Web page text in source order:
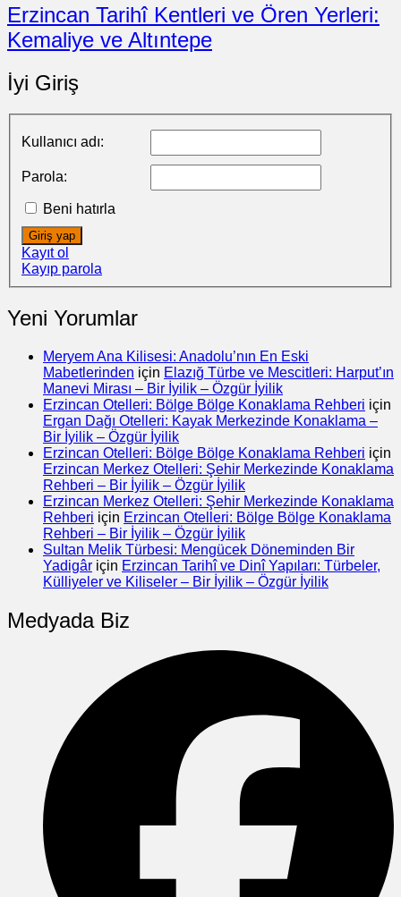
Erzincan Tarihî Kentleri ve Ören Yerleri:
Kemaliye ve Altıntepe
İyi Giriş
Kullanıcı adı:
Parola:
Beni hatırla
Giriş yap
Kayıt ol
Kayıp parola
Yeni Yorumlar
Meryem Ana Kilisesi: Anadolu’nın En Eski
Mabetlerinden için Elazığ Türbe ve Mescitleri: Harput’ın
Manevi Mirası – Bir İyilik – Özgür İyilik
Erzincan Otelleri: Bölge Bölge Konaklama Rehberi için
Ergan Dağı Otelleri: Kayak Merkezinde Konaklama –
Bir İyilik – Özgür İyilik
Erzincan Otelleri: Bölge Bölge Konaklama Rehberi için
Erzincan Merkez Otelleri: Şehir Merkezinde Konaklama
Rehberi – Bir İyilik – Özgür İyilik
Erzincan Merkez Otelleri: Şehir Merkezinde Konaklama
Rehberi için Erzincan Otelleri: Bölge Bölge Konaklama
Rehberi – Bir İyilik – Özgür İyilik
Sultan Melik Türbesi: Mengücek Döneminden Bir
Yadigâr için Erzincan Tarihî ve Dinî Yapıları: Türbeler,
Külliyeler ve Kiliseler – Bir İyilik – Özgür İyilik
Medyada Biz